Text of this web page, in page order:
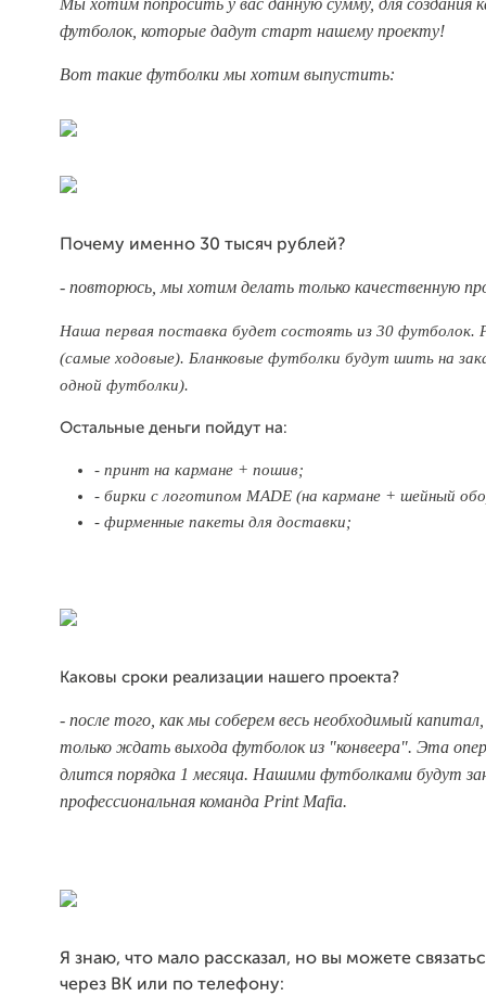
Мы хотим попросить у вас данную сумму, для создания
футболок, которые дадут старт нашему проекту!
Вот такие футболки мы хотим выпустить:
Почему именно 30 тысяч рублей?
- повторюсь, мы хотим делать только качественную
Наша первая поставка будет состоять из 30 футболок.
(самые ходовые). Бланковые футболки будут шить на
одной футболки).
Остальные деньги пойдут на:
- принт на кармане + пошив;
- бирки с логотипом MADE (на кармане + шейный
- фирменные пакеты для доставки;
Каковы сроки реализации нашего проекта?
- после того, как мы соберем весь необходимый
только ждать выхода футболок из "конвеера". Эта
длится порядка 1 месяца. Нашими футболками будут
профессиональная команда Print Mafia.
Я знаю, что мало рассказал, но вы можете
через ВК или по телефону: